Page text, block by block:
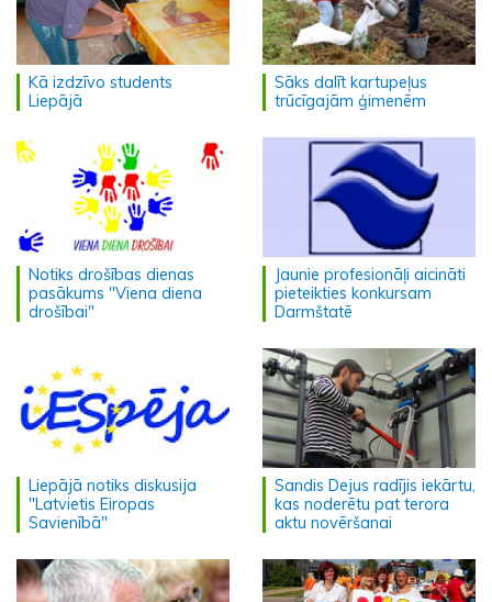
Kā izdzīvo students
Liepājā
Sāks dalīt kartupeļus
trūcīgajām ģimenēm
Notiks drošības dienas
pasākums "Viena diena
drošībai"
Jaunie profesionāļi aicināti
pieteikties konkursam
Darmštatē
Liepājā notiks diskusija
"Latvietis Eiropas
Savienībā"
Sandis Dejus radījis iekārtu,
kas noderētu pat terora
aktu novēršanai